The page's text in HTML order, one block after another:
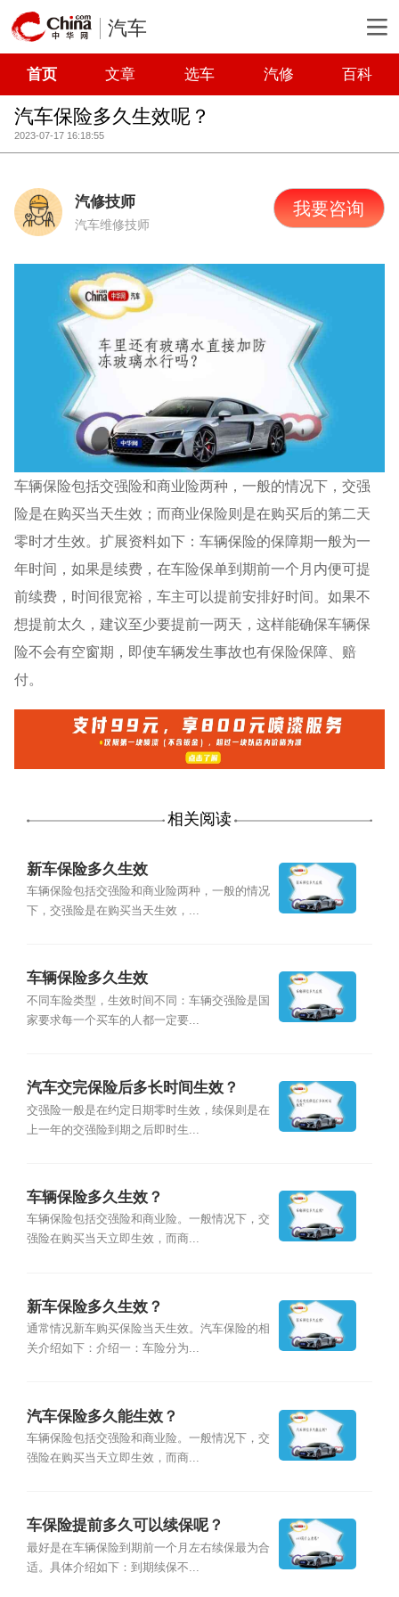
汽车
首页 文章 选车 汽修 百科
汽车保险多久生效呢？
2023-07-17 16:18:55
汽修技师
汽车维修技师
我要咨询
车辆保险包括交强险和商业险两种，一般的情况下，交强
险是在购买当天生效；而商业保险则是在购买后的第二天
零时才生效。扩展资料如下：车辆保险的保障期一般为一
年时间，如果是续费，在车险保单到期前一个月内便可提
前续费，时间很宽裕，车主可以提前安排好时间。如果不
想提前太久，建议至少要提前一两天，这样能确保车辆保
险不会有空窗期，即使车辆发生事故也有保险保障、赔
付。
相关阅读
新车保险多久生效
车辆保险包括交强险和商业险两种，一般的情况
下，交强险是在购买当天生效，...
车辆保险多久生效
不同车险类型，生效时间不同：车辆交强险是国
家要求每一个买车的人都一定要...
汽车交完保险后多长时间生效？
交强险一般是在约定日期零时生效，续保则是在
上一年的交强险到期之后即时生...
车辆保险多久生效？
车辆保险包括交强险和商业险。一般情况下，交
强险在购买当天立即生效，而商...
新车保险多久生效？
通常情况新车购买保险当天生效。汽车保险的相
关介绍如下：介绍一：车险分为...
汽车保险多久能生效？
车辆保险包括交强险和商业险。一般情况下，交
强险在购买当天立即生效，而商...
车保险提前多久可以续保呢？
最好是在车辆保险到期前一个月左右续保最为合
适。具体介绍如下：到期续保不...